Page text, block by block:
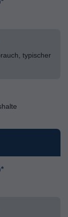
typischer